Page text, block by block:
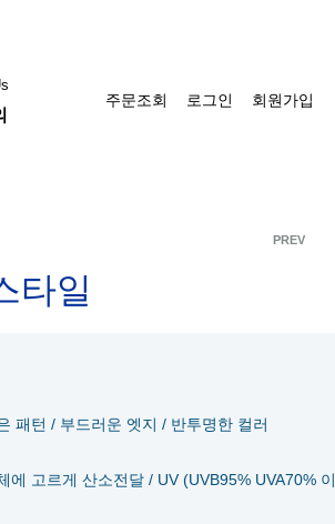
주문조회 로그인 회원가입
난시렌즈
PREV
타일
패턴 / 부드러운 엣지 / 반투명한 컬러
고르게 산소전달 / UV (UVB95% UVA70% 이